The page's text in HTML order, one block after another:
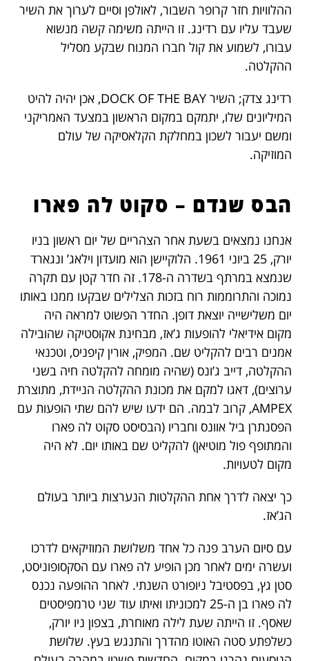
ההלוויות חזר קרופר השבור, לאולפן וסיים לערוך את השיר
שעבד עליו עם רדינג. זו הייתה משימה קשה מנשוא
עבורו, לשמוע את קול חברו המנוח שבקע מסליל
ההקלטה.
רדינג צדק; השיר DOCK OF THE BAY, אכן יהיה להיט
המיליונים שלו, יתמקם במקום הראשון במצעד האמריקני
ומשם יעבור לשכון במחלקת הקלאסיקה של עולם
המוזיקה.
הבס שנדם – סקוט לה פארו
אנחנו נמצאים בשעת אחר הצהריים של יום ראשון בניו
יורק, 25 ביוני 1961. הלוקיישן הוא מועדון וילאג’ ונגארד
שנמצא במרתף בשדרה ה-178. זה חדר קטן עם תקרה
נמוכה והתרוממות רוח בזכות הצלילים שבקעו ממנו באותו
יום משלישייה יוצאת דופן. החדר הפשוט למראה היה
מקום אידיאלי להופעות ג’אז, מבחינת אקוסטיקה שהובילה
אמנים רבים להקליט שם. המפיק, אורין קיפניס, וטכנאי
ההקלטה, דייב ג’ונס (שהיה מומחה להקלטה חיה בשני
ערוצים), דאגו למקם את מכונת ההקלטה הניידת, מתוצרת
AMPEX, קרוב לבמה. הם ידעו שיש להם שתי הופעות עם
הפסנתרן ביל אוונס וחבריו (הבסיסט סקוט לה פארו
והמתופף פול מוטיאן) להקליט שם באותו יום. לא היה
מקום לטעויות.
כך יצאה לדרך אחת ההקלטות הנערצות ביותר בעולם
הג’אז.
עם סיום הערב פנה כל אחד משלושת המוזיקאים לדרכו
ועשרה ימים לאחר מכן הופיע לה פארו עם הסקסופוניסט,
סטן גץ, בפסטיבל ניופורט השנתי. לאחר ההופעה נכנס
לה פארו בן ה-25 למכוניתו ואיתו עוד שני טרמפיסטים
שאסף. זו הייתה שעת לילה מאוחרת, בצפון ניו יורק,
כשלפתע סטה האוטו מהדרך והתנגש בעץ. שלושת